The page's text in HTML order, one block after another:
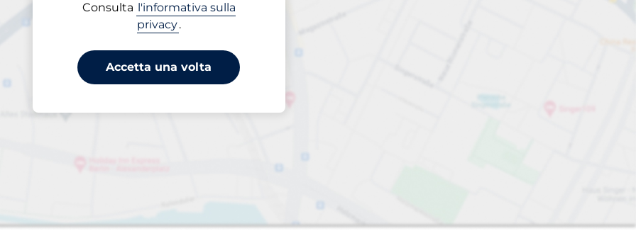
Consulta l'informativa sulla
privacy.
Accetta una volta
auto: Spaces&nbsp